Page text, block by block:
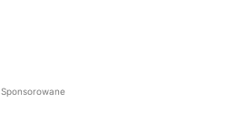
Sponsorowane